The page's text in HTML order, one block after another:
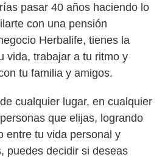
pasar 40 años haciendo lo
con una pensión
Herbalife, tienes la
vida, trabajar a tu ritmo y
tu familia y amigos.
cualquier lugar, en cualquier
que elijas, logrando
entre tu vida personal y
puedes decidir si deseas